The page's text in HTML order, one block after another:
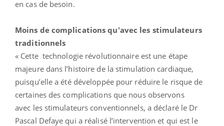
en cas de besoin.
Moins de complications qu'avec les stimulateurs
traditionnels
« Cette technologie révolutionnaire est une étape
majeure dans l’histoire de la stimulation cardiaque,
puisqu’elle a été développée pour réduire le risque de
certaines des complications que nous observons
avec les stimulateurs conventionnels, a déclaré le Dr
Pascal Defaye qui a réalisé l’intervention et qui est le